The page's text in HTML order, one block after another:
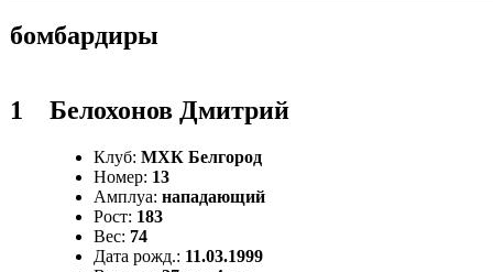
бомбардиры
1 Белохонов Дмитрий
Клуб: МХК Белгород
Номер: 13
Амплуа: нападающий
Рост: 183
Вес: 74
Дата рожд.: 11.03.1999